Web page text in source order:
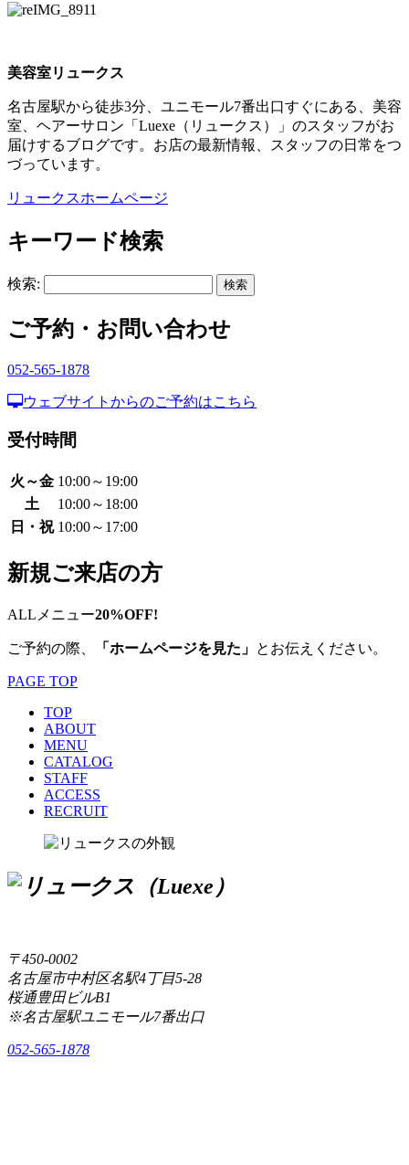
美容室リュークス
名古屋駅から徒歩3分、ユニモール7番出口すぐにある、美容
室、ヘアーサロン「Luexe（リュークス）」のスタッフがお
届けするブログです。お店の最新情報、スタッフの日常をつ
づっています。
リュークスホームページ
キーワード検索
検索:
ご予約・お問い合わせ
052-565-1878
ウェブサイトからのご予約はこちら
受付時間
火～金 10:00～19:00
土
10:00～18:00
日・祝 10:00～17:00
新規ご来店の方
ALLメニュー20%OFF!
ご予約の際、 「ホームページを見た」 とお伝えください。
PAGE TOP
TOP
ABOUT
MENU
CATALOG
STAFF
ACCESS
RECRUIT
〒450-0002
名古屋市中村区名駅4丁目5-28
桜通豊田ビルB1
※名古屋駅ユニモール7番出口
052-565-1878